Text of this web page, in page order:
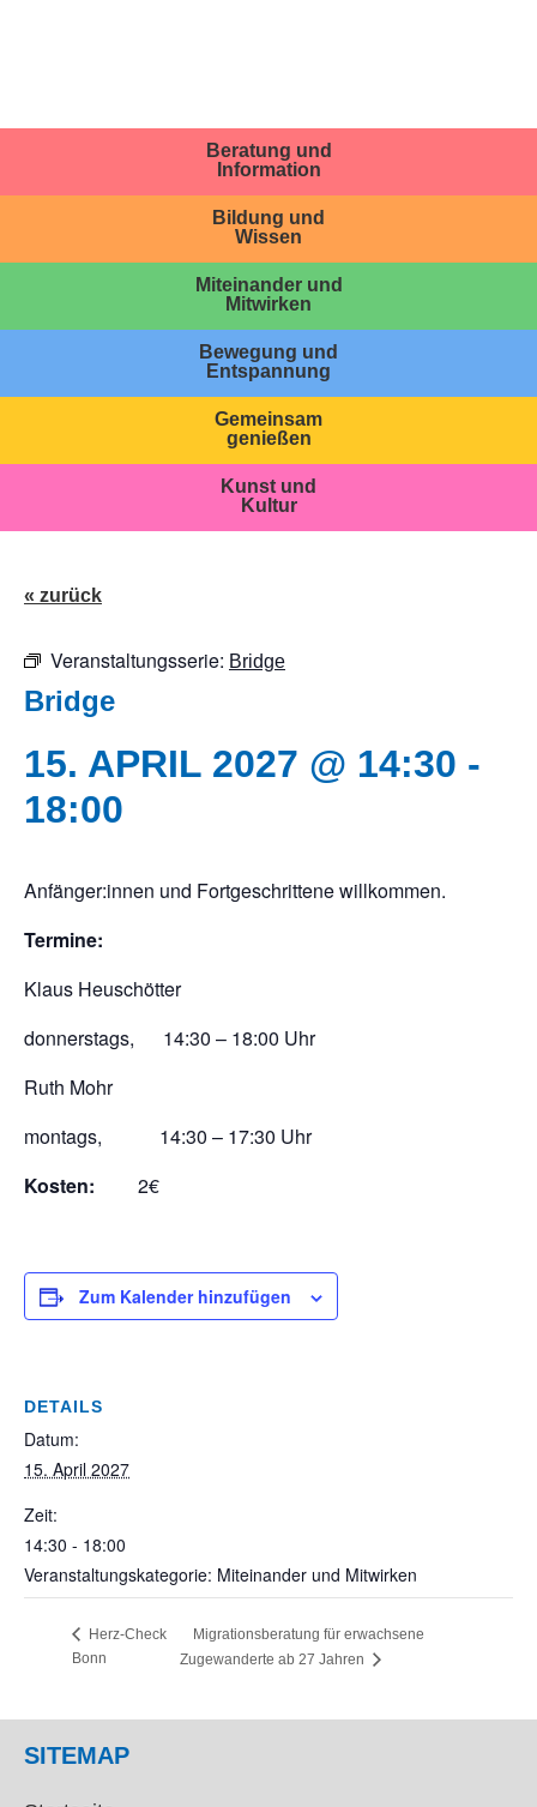
Beratung und
Information
Bildung und
Wissen
Miteinander und
Mitwirken
Bewegung und
Entspannung
Gemeinsam
genießen
Kunst und
Kultur
« zurück
Veranstaltungsserie: Bridge
Bridge
15. APRIL 2027 @ 14:30 -
18:00
Anfänger:innen und Fortgeschrittene willkommen.
Termine:
Klaus Heuschötter
donnerstags, 14:30 – 18:00 Uhr
Ruth Mohr
montags, 14:30 – 17:30 Uhr
Kosten: 2€
Zum Kalender hinzufügen
DETAILS
Datum:
15. April 2027
Zeit:
14:30 - 18:00
Veranstaltungskategorie: Miteinander und Mitwirken
Herz-Check
Bonn
Migrationsberatung für erwachsene
Zugewanderte ab 27 Jahren
SITEMAP